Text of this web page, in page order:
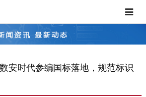
Toggle
安时代参编国标落地，规范标识